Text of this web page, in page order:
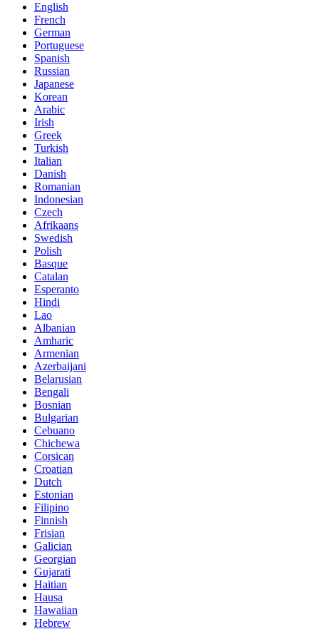
English
French
German
Portuguese
Spanish
Russian
Japanese
Korean
Arabic
Irish
Greek
Turkish
Italian
Danish
Romanian
Indonesian
Czech
Afrikaans
Swedish
Polish
Basque
Catalan
Esperanto
Hindi
Lao
Albanian
Amharic
Armenian
Azerbaijani
Belarusian
Bengali
Bosnian
Bulgarian
Cebuano
Chichewa
Corsican
Croatian
Dutch
Estonian
Filipino
Finnish
Frisian
Galician
Georgian
Gujarati
Haitian
Hausa
Hawaiian
Hebrew